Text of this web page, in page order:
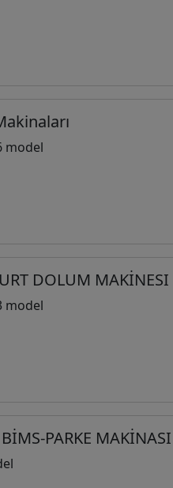
model
DOLUM MAKİNESI
model
PARKE MAKİNASI